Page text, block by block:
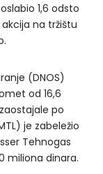
1,6 odsto
akcija na tržištu
(DNOS)
od 16,6
po
je zabeležio
Tehnogas
miliona dinara.